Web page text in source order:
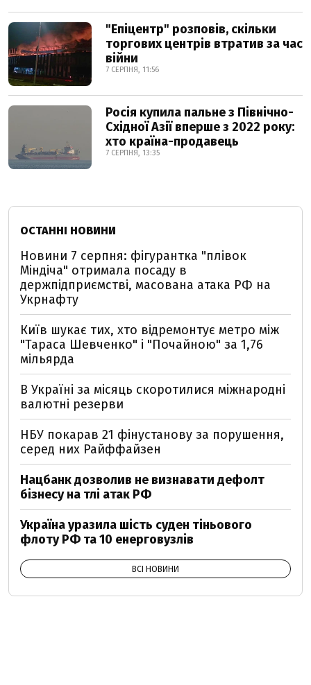
"Епіцентр" розповів, скільки
торгових центрів втратив за час
війни
7 СЕРПНЯ, 11:56
Росія купила пальне з Північно-
Східної Азії вперше з 2022 року:
хто країна-продавець
7 СЕРПНЯ, 13:35
ОСТАННІ НОВИНИ
Новини 7 серпня: фігурантка "плівок
Міндіча" отримала посаду в
держпідприємстві, масована атака РФ на
Укрнафту
Київ шукає тих, хто відремонтує метро між
"Тараса Шевченко" і "Почайною" за 1,76
мільярда
В Україні за місяць скоротилися міжнародні
валютні резерви
НБУ покарав 21 фінустанову за порушення,
серед них Райффайзен
Нацбанк дозволив не визнавати дефолт
бізнесу на тлі атак РФ
Україна уразила шість суден тіньового
флоту РФ та 10 енерговузлів
ВСІ НОВИНИ